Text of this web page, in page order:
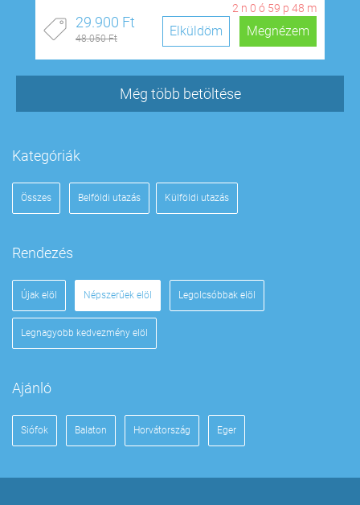
2 n 0 ó 59 p 48 m
29.900 Ft
48.050 Ft Megnézem
Elküldöm
Még több betöltése
Kategóriák
Összes Belföldi utazás Külföldi utazás
Rendezés
Újak elöl Népszerűek elöl Legolcsóbbak elöl
Legnagyobb kedvezmény elöl
Ajánló
Siófok Balaton Horvátország Eger